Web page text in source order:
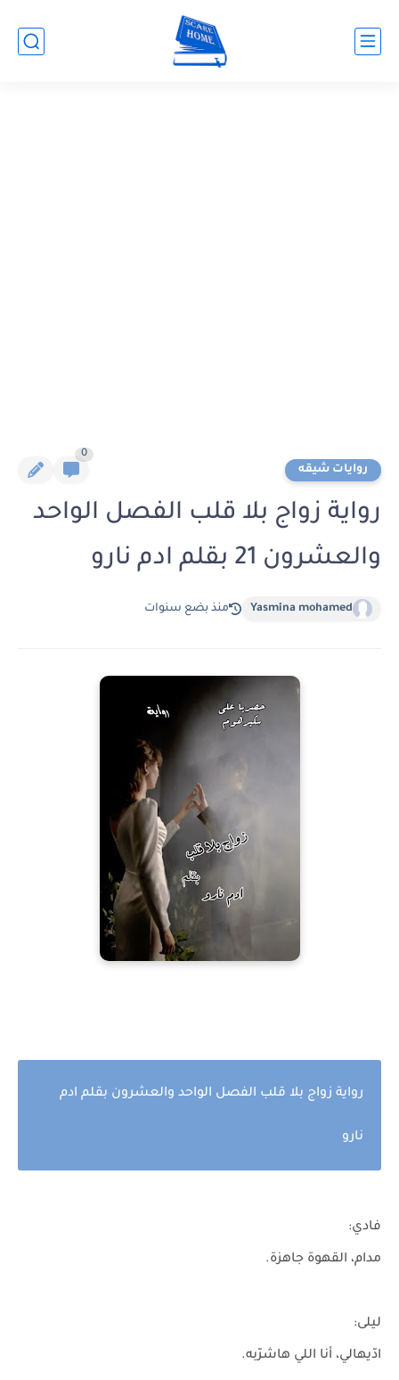
روايات شيقه
0
رواية زواج بلا قلب الفصل الواحد
والعشرون 21 بقلم ادم نارو
Yasmina mohamed منذ بضع سنوات
رواية زواج بلا قلب الفصل الواحد والعشرون بقلم ادم
نارو
فادي:
مدام، القهوة جاهزة.
ليلى:
ادّيهالي، أنا اللي هاشرّبه.